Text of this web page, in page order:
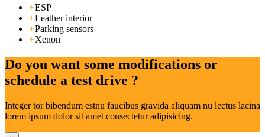
+ESP
+Leather interior
+Parking sensors
+Xenon
Do you want some modifications or
schedule a test drive ?
Integer tor bibendum estnu faucibus gravida aliquam nu lectus lacina
lorem ipsum dolor sit amet consectetur adipisicing.